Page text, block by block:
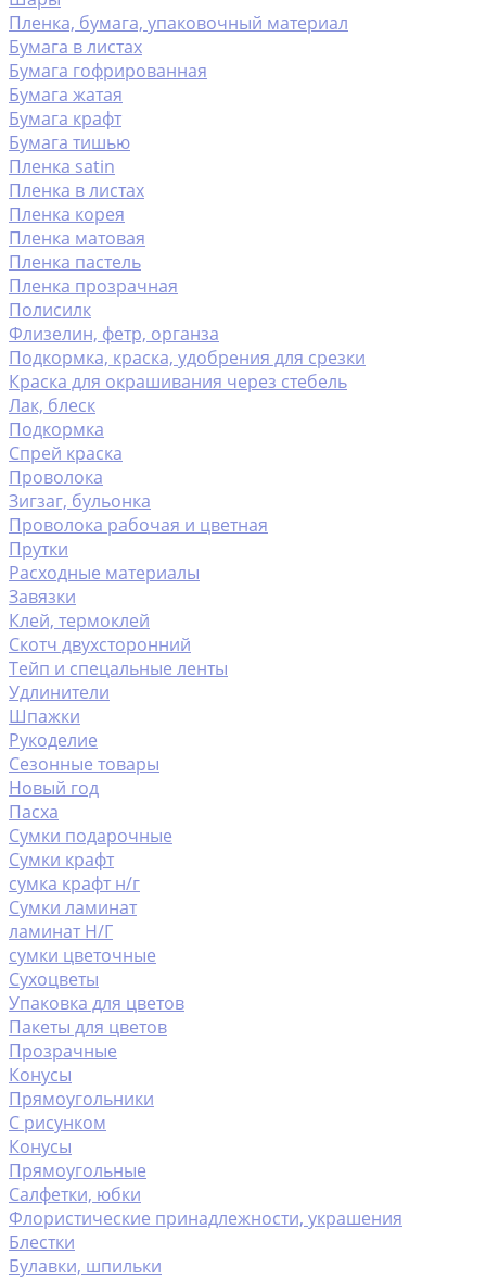
Пленка, бумага, упаковочный материал
Бумага в листах
Бумага гофрированная
Бумага жатая
Бумага крафт
Бумага тишью
Пленка satin
Пленка в листах
Пленка корея
Пленка матовая
Пленка пастель
Пленка прозрачная
Полисилк
Флизелин, фетр, органза
Подкормка, краска, удобрения для срезки
Краска для окрашивания через стебель
Лак, блеск
Подкормка
Спрей краска
Проволока
Зигзаг, бульонка
Проволока рабочая и цветная
Прутки
Расходные материалы
Завязки
Клей, термоклей
Скотч двухсторонний
Тейп и спецальные ленты
Удлинители
Шпажки
Рукоделие
Сезонные товары
Новый год
Пасха
Сумки подарочные
Сумки крафт
сумка крафт н/г
Сумки ламинат
ламинат Н/Г
сумки цветочные
Сухоцветы
Упаковка для цветов
Пакеты для цветов
Прозрачные
Конусы
Прямоугольники
С рисунком
Конусы
Прямоугольные
Салфетки, юбки
Флористические принадлежности, украшения
Блестки
Булавки, шпильки